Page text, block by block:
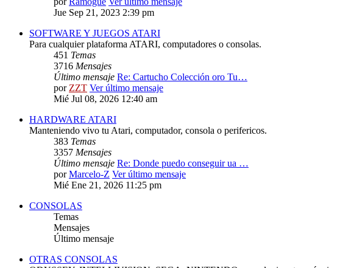
Jue Sep 21, 2023 2:39 pm
SOFTWARE Y JUEGOS ATARI
Para cualquier plataforma ATARI, computadores o consolas.
451 Temas
3716 Mensajes
Último mensaje Re: Cartucho Colección oro Tu…
porZZT Ver último mensaje
Mié Jul 08, 2026 12:40 am
HARDWARE ATARI
Manteniendo vivo tu Atari, computador, consola o perifericos.
383 Temas
3357 Mensajes
Último mensaje Re: Donde puedo conseguir ua …
porMarcelo-Z Ver último mensaje
Mié Ene 21, 2026 11:25 pm
CONSOLAS
Temas
Mensajes
Último mensaje
OTRAS CONSOLAS